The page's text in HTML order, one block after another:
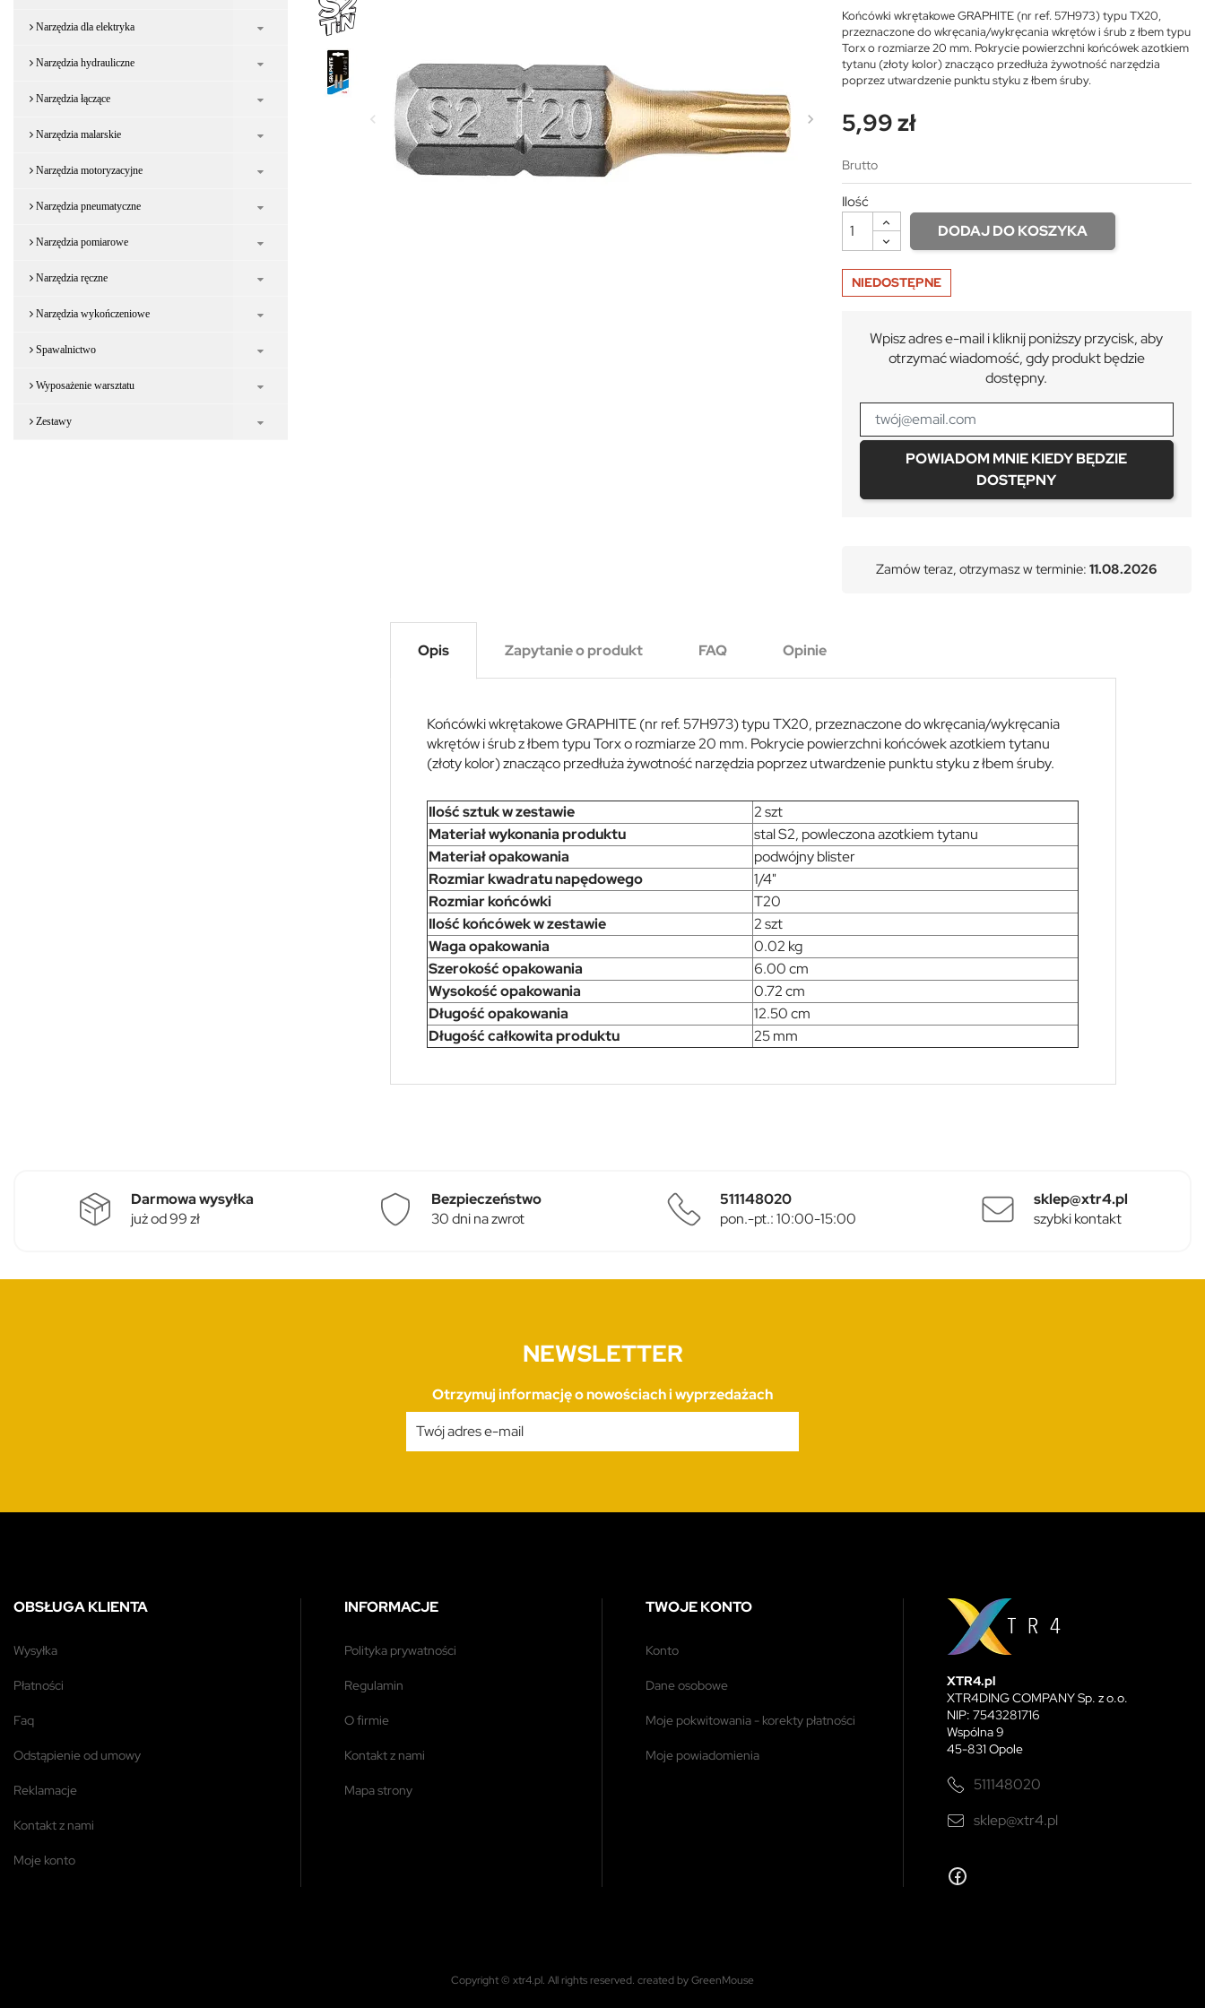
Narzędzia dla elektryka
Narzędzia hydrauliczne
Narzędzia łączące
Narzędzia malarskie
Narzędzia motoryzacyjne
Narzędzia pneumatyczne
Narzędzia pomiarowe
Narzędzia ręczne
Narzędzia wykończeniowe
Spawalnictwo
Wyposażenie warsztatu
Zestawy
Końcówki wkrętakowe GRAPHITE (nr ref. 57H973) typu TX20,
przeznaczone do wkręcania/wykręcania wkrętów i śrub z łbem typu
Torx o rozmiarze 20 mm. Pokrycie powierzchni końcówek azotkiem
tytanu (złoty kolor) znacząco przedłuża żywotność narzędzia
poprzez utwardzenie punktu styku z łbem śruby.
5,99 zł
Brutto
Ilość
DODAJ DO KOSZYKA
NIEDOSTĘPNE
Wpisz adres e-mail i kliknij poniższy przycisk, aby
otrzymać wiadomość, gdy produkt będzie
dostępny.
POWIADOM MNIE KIEDY BĘDZIE
DOSTĘPNY
Zamów teraz, otrzymasz w terminie: 11.08.2026
Opis Zapytanie o produkt FAQ Opinie
Końcówki wkrętakowe GRAPHITE (nr ref. 57H973) typu TX20, przeznaczone do wkręcania/wykręcania
wkrętów i śrub z łbem typu Torx o rozmiarze 20 mm. Pokrycie powierzchni końcówek azotkiem tytanu
(złoty kolor) znacząco przedłuża żywotność narzędzia poprzez utwardzenie punktu styku z łbem śruby.
Ilość sztuk w zestawie
2 szt
Materiał wykonania produktu
stal S2, powleczona azotkiem tytanu
Materiał opakowania
podwójny blister
Rozmiar kwadratu napędowego
1/4"
Rozmiar końcówki
T20
Ilość końcówek w zestawie
2 szt
Waga opakowania
0.02 kg
Szerokość opakowania
6.00 cm
Wysokość opakowania
0.72 cm
Długość opakowania
12.50 cm
Długość całkowita produktu
25 mm
Darmowa wysyłka
już od 99 zł
Bezpieczeństwo
30 dni na zwrot
511148020
pon.-pt.: 10:00-15:00
sklep@xtr4.pl
szybki kontakt
NEWSLETTER
Otrzymuj informację o nowościach i wyprzedażach
OBSŁUGA KLIENTA
wysyłka
płatności
faq
odstąpienie od umowy
reklamacje
kontakt z nami
moje konto
INFORMACJE
polityka prywatności
regulamin
o firmie
kontakt z nami
mapa strony
TWOJE KONTO
konto
dane osobowe
moje pokwitowania - korekty płatności
moje powiadomienia
XTR4.pl
XTR4DING COMPANY Sp. z o.o.
NIP: 7543281716
Wspólna 9
45-831 Opole
511148020
sklep@xtr4.pl
Copyright © xtr4.pl. All rights reserved. created by GreenMouse